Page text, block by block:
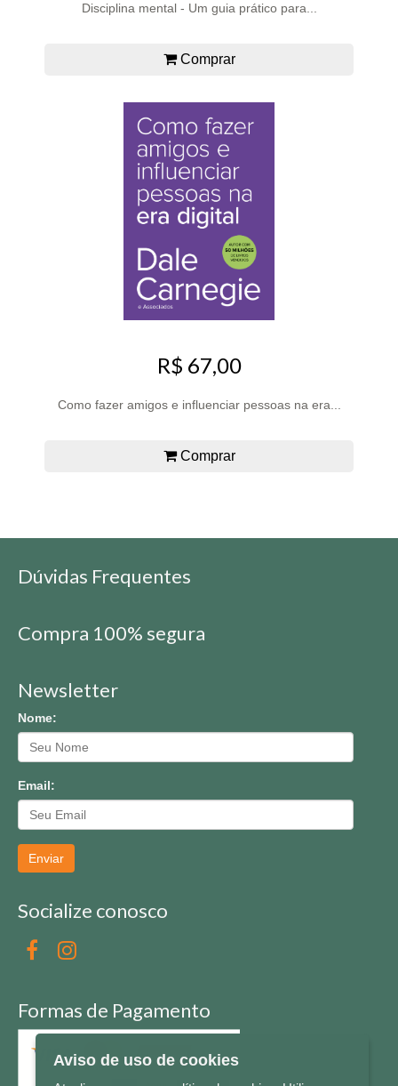
Disciplina mental - Um guia prático para...
Comprar
R$ 67,00
Como fazer amigos e influenciar pessoas na era...
Comprar
Dúvidas Frequentes
Compra 100% segura
Newsletter
Nome:
Email:
Enviar
Socialize conosco
Formas de Pagamento
Aviso de uso de cookies